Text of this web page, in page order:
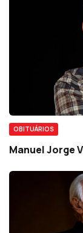
OBITUÁRIOS
Manuel Jorge